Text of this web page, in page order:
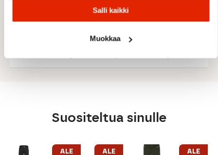
Salli kaikki
Muokkaa
86 % kierrätetty polyesteri
Multi Stretch -tekninen materiaali
Suositeltua sinulle
ALE ALE ALE